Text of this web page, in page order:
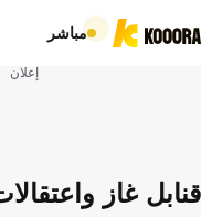
مباشر
إعلان
قنابل غاز